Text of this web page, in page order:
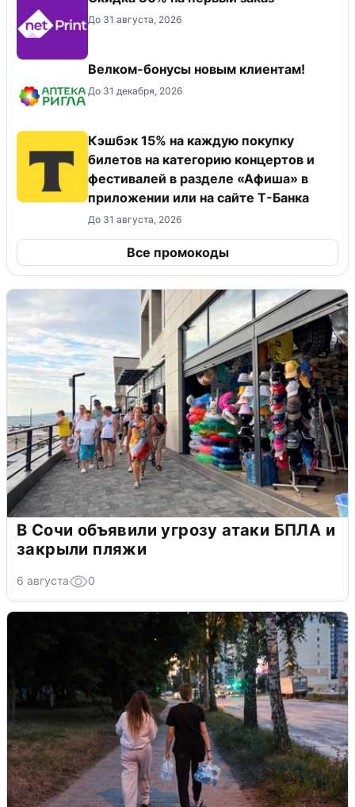
До 31 августа, 2026
Велком-бонусы новым клиентам!
До 31 декабря, 2026
Кэшбэк 15% на каждую покупку
билетов на категорию концертов и
фестивалей в разделе «Афиша» в
приложении или на сайте Т-Банка
До 31 августа, 2026
Все промокоды
В Сочи объявили угрозу атаки БПЛА и
закрыли пляжи
6 августа 0